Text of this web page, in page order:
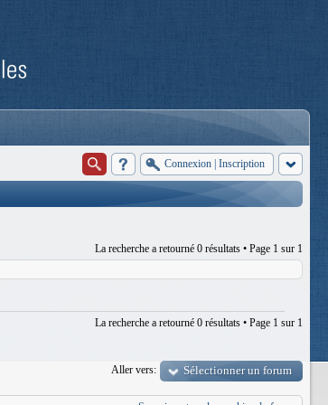
Connexion Inscription
La recherche a retourné 0 résultats • Page 1 sur 1
La recherche a retourné 0 résultats • Page 1 sur 1
Aller vers:
Sélectionner un forum